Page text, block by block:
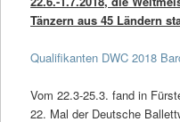
Tänzern aus 45 Ländern
Qualifikanten DWC 2018
Vom 22.3-25.3. fand in
22. Mal der Deutsche